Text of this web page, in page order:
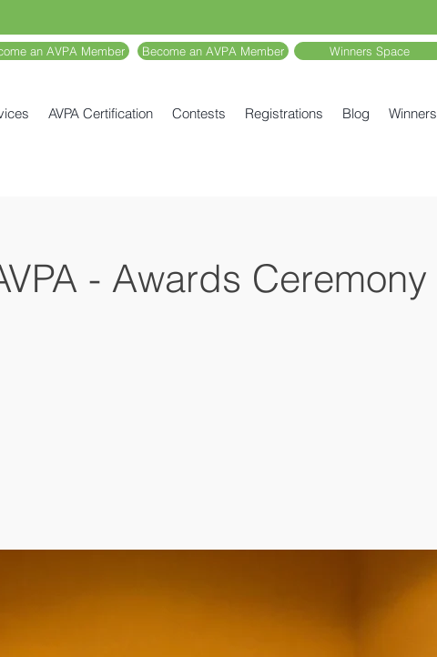
an AVPA Member Become an AVPA Member Winners Space
AVPA Certification Contests Registrations Blog Winners
- Awards Ceremony